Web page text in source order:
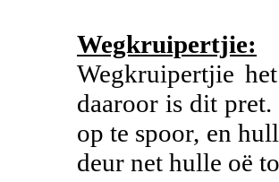
Wegkruipertjie:
Wegkruipertjie
daaroor is dit
op te spoor, en
deur net hulle oë